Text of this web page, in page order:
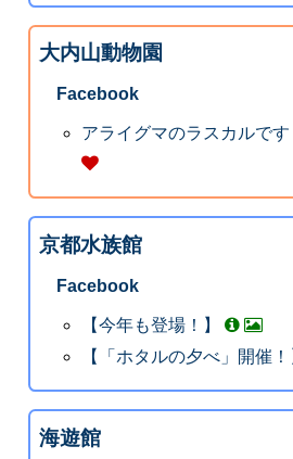
大内山動物園
Facebook
アライグマのラスカルで
京都水族館
Facebook
【今年も登場！】
【「ホタルの夕べ」開催！
海遊館